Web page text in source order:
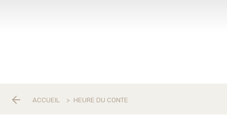
ACCUEIL > HEURE DU CONTE